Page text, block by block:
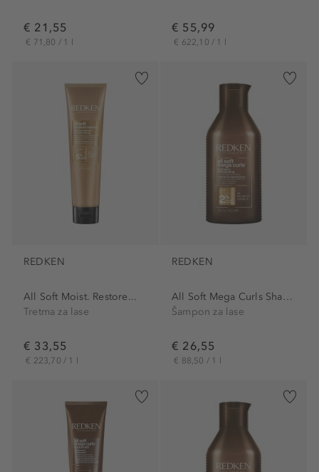
€ 21,55
€ 71,80 / 1 l
€ 55,99
€ 622,10 / 1 l
REDKEN
All Soft Moist. Restore...
Tretma za lase
€ 33,55
€ 223,70 / 1 l
REDKEN
All Soft Mega Curls Shampoo
Šampon za lase
€ 26,55
€ 88,50 / 1 l